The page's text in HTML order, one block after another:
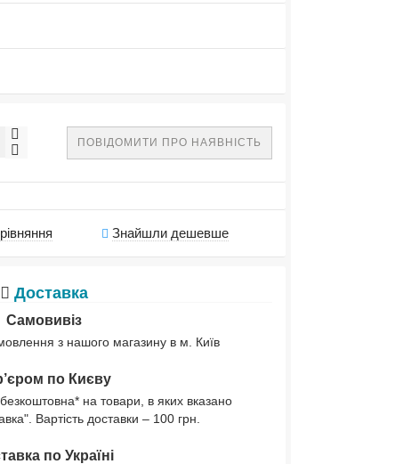
ПОВІДОМИТИ ПРО НАЯВНІСТЬ
Знайшли дешевше
Доставка
Самовивіз
з нашого магазину в м. Київ
по Києву
на товари, в яких вказано
Вартість доставки – 100 грн.
по Україні